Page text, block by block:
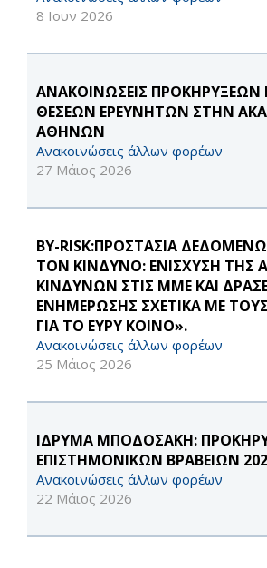
8 Ιουν 2026
ΑΝΑΚΟΙΝΩΣΕΙΣ ΠΡΟΚΗΡΥΞΕΩΝ
ΘΕΣΕΩΝ ΕΡΕΥΝΗΤΩΝ ΣΤΗΝ
ΑΘΗΝΩΝ
Ανακοινώσεις άλλων φορέων
27 Μάιος 2026
BY-RISK:ΠΡΟΣΤΑΣΙΑ
ΤΟΝ ΚΙΝΔΥΝΟ: ΕΝΙΣΧΥΣΗ ΤΗΣ
ΚΙΝΔΥΝΩΝ ΣΤΙΣ ΜΜΕ ΚΑΙ
ΕΝΗΜΕΡΩΣΗΣ ΣΧΕΤΙΚΑ ΜΕ
ΓΙΑ ΤΟ ΕΥΡΥ ΚΟΙΝΟ».
Ανακοινώσεις άλλων φορέων
25 Μάιος 2026
ΙΔΡΥΜΑ ΜΠΟΔΟΣΑΚΗ:
ΕΠΙΣΤΗΜΟΝΙΚΩΝ ΒΡΑΒΕΙΩΝ
Ανακοινώσεις άλλων φορέων
22 Μάιος 2026